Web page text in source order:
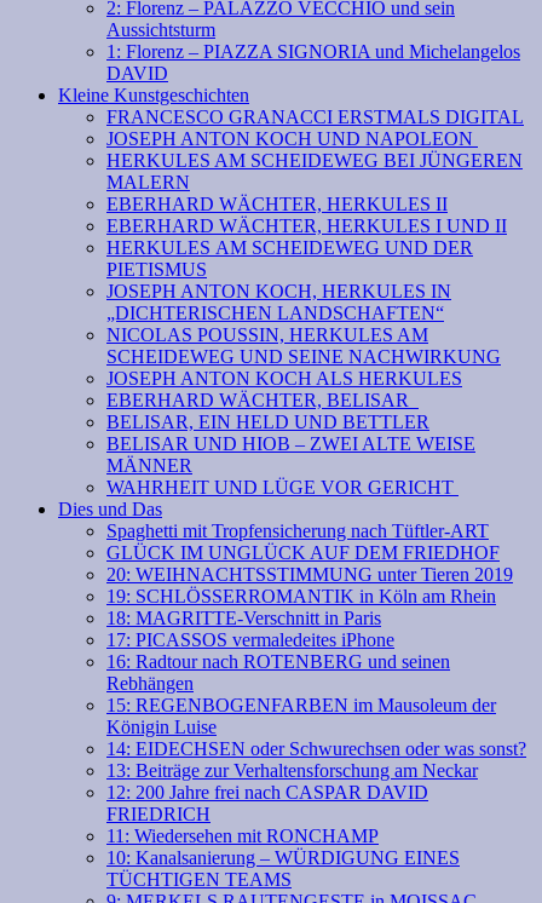
2: Florenz – PALAZZO VECCHIO und sein
Aussichtsturm
1: Florenz – PIAZZA SIGNORIA und Michelangelos
DAVID
Kleine Kunstgeschichten
FRANCESCO GRANACCI ERSTMALS DIGITAL
JOSEPH ANTON KOCH UND NAPOLEON
HERKULES AM SCHEIDEWEG BEI JÜNGEREN
MALERN
EBERHARD WÄCHTER, HERKULES II
EBERHARD WÄCHTER, HERKULES I UND II
HERKULES AM SCHEIDEWEG UND DER
PIETISMUS
JOSEPH ANTON KOCH, HERKULES IN
„DICHTERISCHEN LANDSCHAFTEN“
NICOLAS POUSSIN, HERKULES AM
SCHEIDEWEG UND SEINE NACHWIRKUNG
JOSEPH ANTON KOCH ALS HERKULES
EBERHARD WÄCHTER, BELISAR
BELISAR, EIN HELD UND BETTLER
BELISAR UND HIOB – ZWEI ALTE WEISE
MÄNNER
WAHRHEIT UND LÜGE VOR GERICHT
Dies und Das
Spaghetti mit Tropfensicherung nach Tüftler-ART
GLÜCK IM UNGLÜCK AUF DEM FRIEDHOF
20: WEIHNACHTSSTIMMUNG unter Tieren 2019
19: SCHLÖSSERROMANTIK in Köln am Rhein
18: MAGRITTE-Verschnitt in Paris
17: PICASSOS vermaledeites iPhone
16: Radtour nach ROTENBERG und seinen
Rebhängen
15: REGENBOGENFARBEN im Mausoleum der
Königin Luise
14: EIDECHSEN oder Schwurechsen oder was sonst?
13: Beiträge zur Verhaltensforschung am Neckar
12: 200 Jahre frei nach CASPAR DAVID
FRIEDRICH
11: Wiedersehen mit RONCHAMP
10: Kanalsanierung – WÜRDIGUNG EINES
TÜCHTIGEN TEAMS